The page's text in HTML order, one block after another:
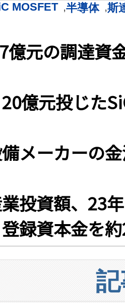
MOSFET ,半導体 ,斯
億元の調達資
億元投じた
メーカーの
投資額、23
録資本金を